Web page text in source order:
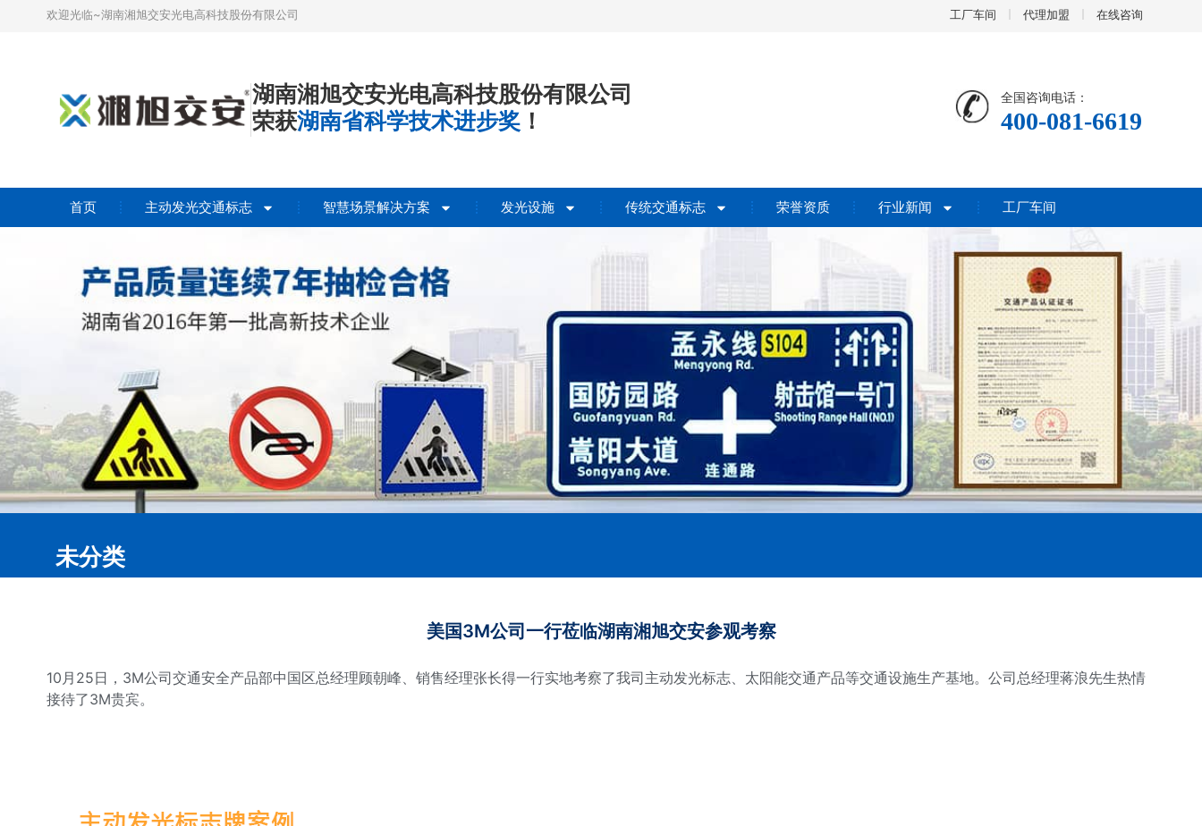
欢迎光临~湖南湘旭交安光电高科技股份有限公司 工厂车间 代理加盟 在线咨询
湖南湘旭交安光电高科技股份有限公司
荣获湖南省科学技术进步奖 ！
全国咨询电话：
400-081-6619
首页 主动发光交通标志 智慧场景解决方案 发光设施 传统交通标志 荣誉资质 行业新闻 工厂车间
未分类
美国3M公司一行莅临湖南湘旭交安参观考察
10月25日，3M公司交通安全产品部中国区总经理顾朝峰、销售经理张长得一行实地考察了我司主动发光标志、太阳能交通产品等交通设施生产基地。公司总经理蒋浪先生热情
接待了3M贵宾。